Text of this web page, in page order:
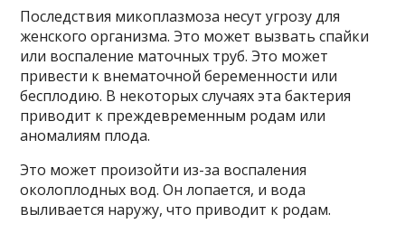
Последствия микоплазмоза несут угрозу для
женского организма. Это может вызвать спайки
или воспаление маточных труб. Это может
привести к внематочной беременности или
бесплодию. В некоторых случаях эта бактерия
приводит к преждевременным родам или
аномалиям плода.
Это может произойти из-за воспаления
околоплодных вод. Он лопается, и вода
выливается наружу, что приводит к родам.